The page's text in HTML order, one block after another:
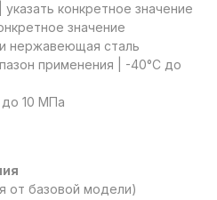
конкретное значение
значение
нержавеющая сталь
применения | -40°C до
10 МПа
от базовой модели)